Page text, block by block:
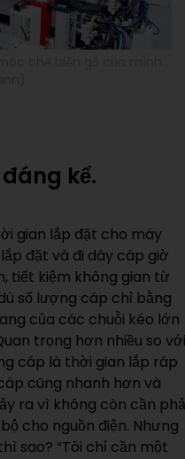
kể.
gian lắp đặt cho máy
đặt và đi dây cáp giờ
tiết kiệm không gian từ
số lượng cáp chỉ bằng
của các chuỗi kéo lớn
trọng hơn nhiều so với
cáp là thời gian lắp ráp
cũng nhanh hơn và
ra vì không còn cần
cho nguồn điện. Nhưng
sao? “Tôi chỉ cần một